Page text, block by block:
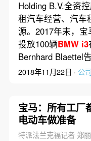
Holding B.V.全资
租汽车经营、汽车
源。2017年末，
投放100辆BMW i3
Bernhard
2018年11月22日 · 公
宝马：所有工厂
电动车做准备
特派法兰克福记者 郑